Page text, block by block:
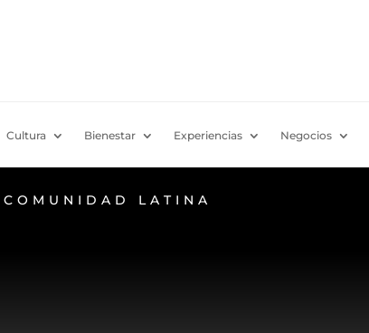
Cultura Bienestar Experiencias Negocios
LATINA